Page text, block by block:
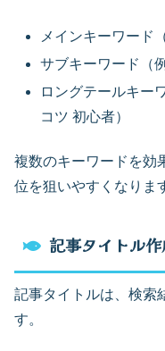
メインキーワード
サブキーワード（
ロングテールキー
コツ 初心者）
複数のキーワードを効
位を狙いやすくなりま
記事タイトル
記事タイトルは、検索
す。